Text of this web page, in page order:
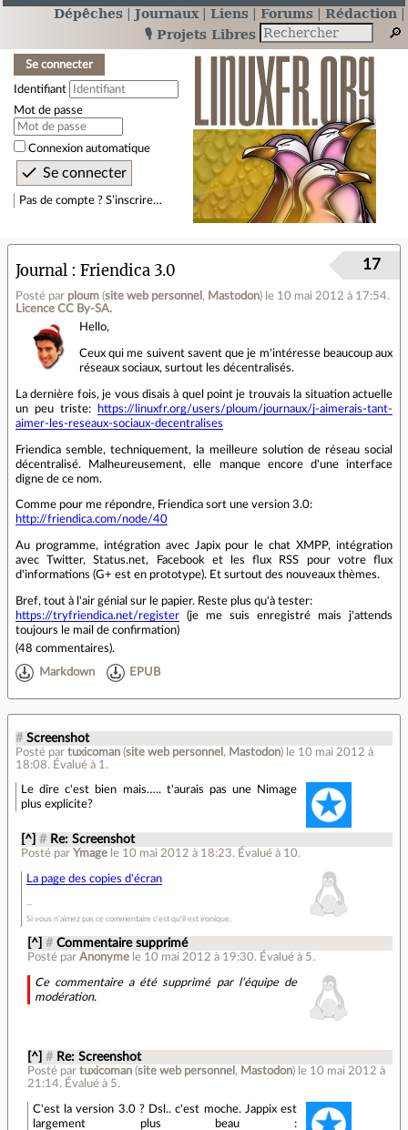
Dépêches Journaux Liens Forums
Rédaction
🎙️ Projets Libres
Se connecter
Identifiant
Mot de passe
Connexion automatique
Pas de compte ? S’inscrire…
Journal Friendica 3.0
Posté par ploum (site web personnel , Mastodon) le 10 mai 2012 à 17:54.
Licence CC By‑SA.
17
Hello,
Ceux qui me suivent savent que je m'intéresse beaucoup aux
réseaux sociaux, surtout les décentralisés.
La dernière fois, je vous disais à quel point je trouvais la situation actuelle
un peu triste:
https://linuxfr.org/users/ploum/journaux/j-aimerais-tant-
aimer-les-reseaux-sociaux-decentralises
Friendica semble, techniquement, la meilleure solution de réseau social
décentralisé. Malheureusement, elle manque encore d'une interface
digne de ce nom.
Comme pour me répondre, Friendica sort une version 3.0:
http://friendica.com/node/40
Au programme, intégration avec Japix pour le chat XMPP, intégration
avec Twitter, Status.net, Facebook et les flux RSS pour votre flux
d'informations (G+ est en prototype). Et surtout des nouveaux thèmes.
Bref, tout à l'air génial sur le papier. Reste plus qu'à tester:
https://tryfriendica.net/register (je me suis enregistré mais j'attends
toujours le mail de confirmation)
(48 commentaires).
Markdown EPUB
# Screenshot
Posté par tuxicoman (site web personnel , Mastodon) le 10 mai 2012 à
18:08. Évalué à 1 .
Le dire c'est bien mais….. t'aurais pas une Nimage
plus explicite?
[^] # Re: Screenshot
Posté par Ymage le 10 mai 2012 à 18:23. Évalué à 10.
La page des copies d'écran
Si vous n'aimez pas ce commentaire c'est qu'il est ironique.
[^] # Commentaire supprimé
Posté par Anonyme le 10 mai 2012 à 19:30. Évalué à 5.
Ce commentaire a été supprimé par l’équipe de
modération.
[^] # Re: Screenshot
Posté par tuxicoman(site web personnel , Mastodon) le 10 mai 2012 à
21:14. Évalué à 5.
C'est la version 3.0 ? Dsl.. c'est moche. Jappix est
largement plus beau :